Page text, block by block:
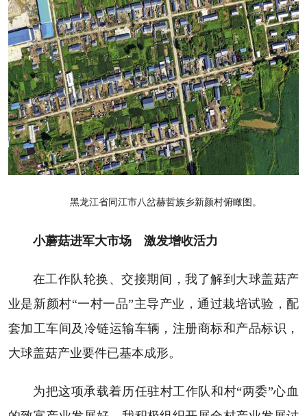
黑龙江省同江市八岔赫哲族乡新颜村俯瞰图。
小蘑菇进军大市场 激发增收活力
在工作队轮换、交接期间，我了解到大球盖菇产
业是新颜村“一村一品”主导产业，通过栽培试验，配
套加工车间及冷链运输车辆，注册商标和产品标识，
大球盖菇产业要件已基本成形。
为把这项承载着历任驻村工作队和村“两委”心血